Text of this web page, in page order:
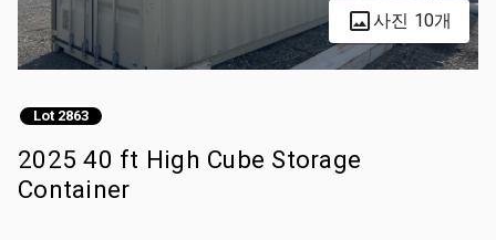
사진 10개
Lot 2863
2025 40 ft High Cube Storage
Container